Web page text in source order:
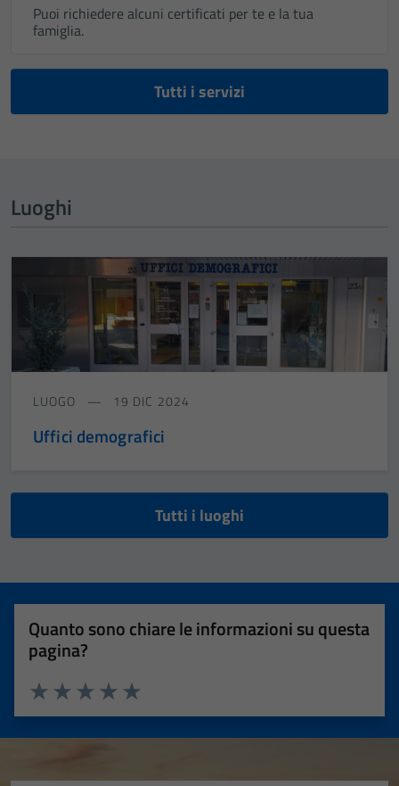
Puoi richiedere alcuni certificati per te e la tua
famiglia.
Tutti i servizi
Luoghi
LUOGO 19 DIC 2024
Uffici demografici
Tutti i luoghi
Quanto sono chiare le informazioni su questa
pagina?
Valuta 5 stelle su 5
Valuta 4 stelle su 5
Valuta 3 stelle su 5
Valuta 2 stelle su 5
Valuta 1 stelle su 5